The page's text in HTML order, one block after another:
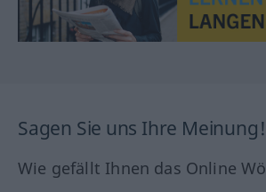
Sagen Sie uns Ihre Meinung!
Wie gefällt Ihnen das Online